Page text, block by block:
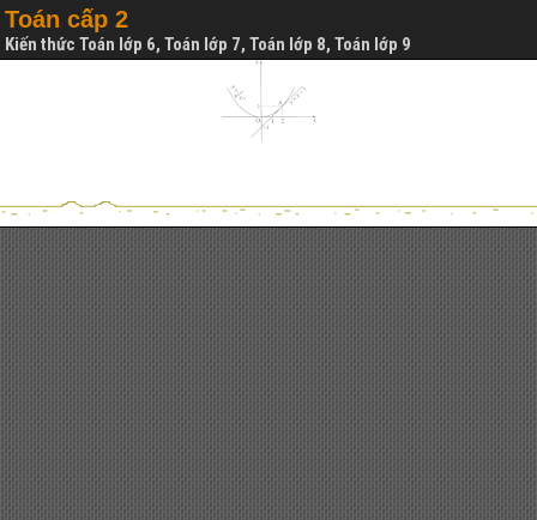
Toán cấp 2
Kiến thức Toán lớp 6, Toán lớp 7, Toán lớp 8, Toán lớp 9